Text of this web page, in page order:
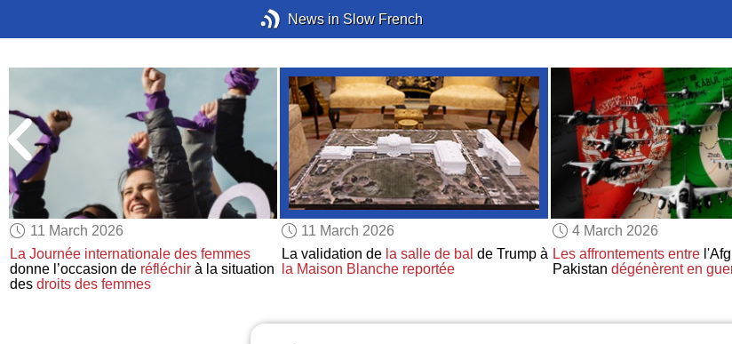
News in Slow French
11 March 2026
La Journée internationale des femmes
donne l’occasion de réfléchir à la situation
desdroits des femmes
11 March 2026
La validation de la salle de bal de Trump à
la Maison Blanche reportée
4 March 2026
Les affrontements entre
Pakistan dégénèrent en